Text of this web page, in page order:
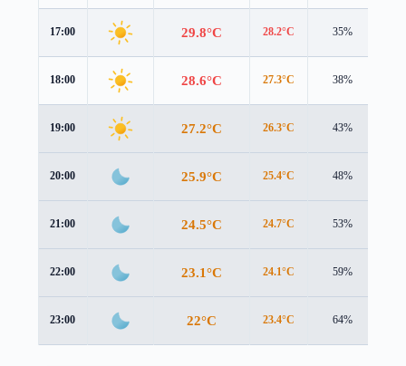
17:00 29.8°C 28.2°C 35%
18:00 28.6°C 27.3°C 38%
19:00 27.2°C 26.3°C 43%
20:00 25.9°C 25.4°C 48%
21:00 24.5°C 24.7°C 53%
22:00 23.1°C 24.1°C 59%
23:00 22°C 23.4°C 64%